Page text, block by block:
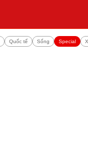
Quốc tế Sống Special